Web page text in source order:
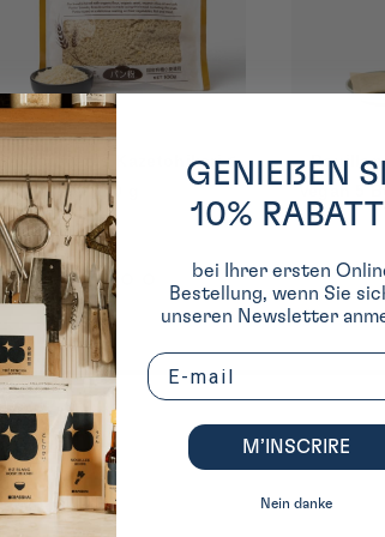
Bouillon Dashi bei Kombu
5 Beutel ≤ Kayanoya ≤
30 g
Bouillon
Vegan 24
GENIEßEN
10%
bei Ihrer ersten
Bestellung, wenn Sie
unseren Newsletter
Email
M’INSCRIRE
Nein danke